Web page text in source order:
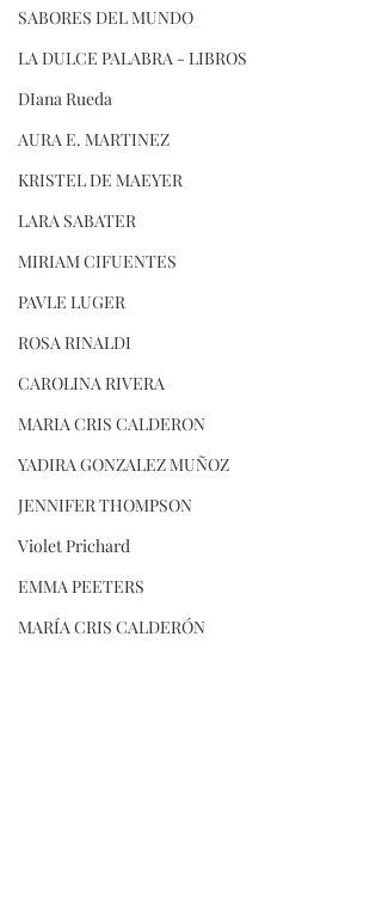
SABORES DEL MUNDO
LA DULCE PALABRA - LIBROS
DIana Rueda
AURA E. MARTINEZ
KRISTEL DE MAEYER
LARA SABATER
MIRIAM CIFUENTES
PAVLE LUGER
ROSA RINALDI
CAROLINA RIVERA
MARIA CRIS CALDERON
YADIRA GONZALEZ MUÑOZ
JENNIFER THOMPSON
Violet Prichard
EMMA PEETERS
MARÍA CRIS CALDERÓN